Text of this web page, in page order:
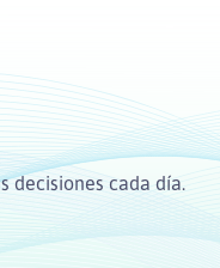
decisiones cada día.